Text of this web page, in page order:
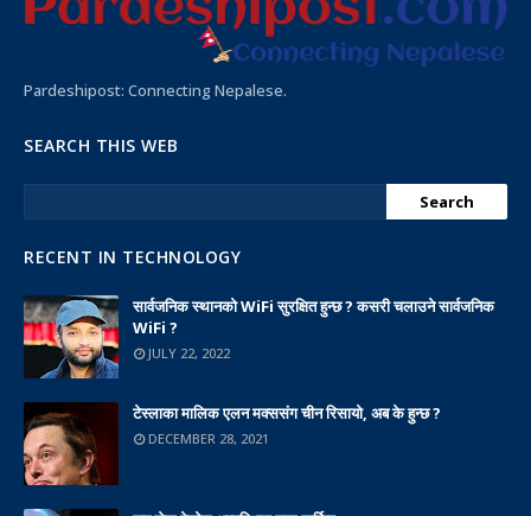
Pardeshipost: Connecting Nepalese.
SEARCH THIS WEB
RECENT IN TECHNOLOGY
सार्वजनिक स्थानको WiFi सुरक्षित हुन्छ ? कसरी चलाउने सार्वजनिक
WiFi ?
JULY 22, 2022
टेस्लाका मालिक एलन मक्ससंग चीन रिसायो, अब के हुन्छ ?
DECEMBER 28, 2021